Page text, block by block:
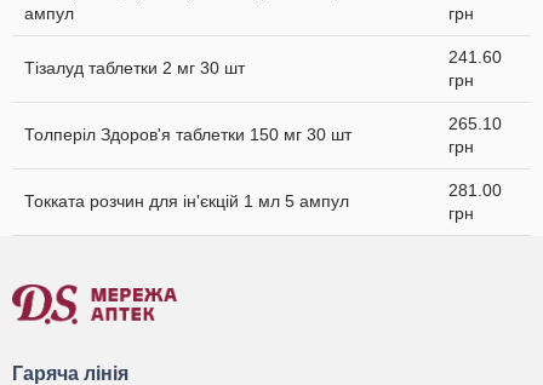
ампул
грн
Тізалуд таблетки 2 мг 30 шт
241.60
грн
Толперіл Здоров'я таблетки 150 мг 30 шт
265.10
грн
Токката розчин для ін'єкцій 1 мл 5 ампул
281.00
грн
Гаряча лінія